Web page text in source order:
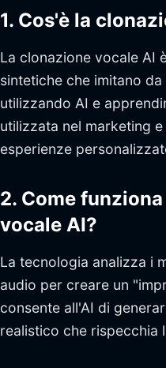
1. Cos'è la
La clonazione vocale AI
sintetiche che imitano
utilizzando AI e
utilizzata nel marketing
esperienze
2. Come
vocale AI?
La tecnologia analizza i
audio per creare un
consente all'AI di
realistico che rispecchia